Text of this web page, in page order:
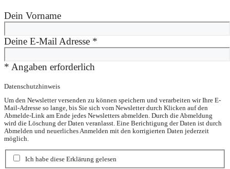
Dein Vorname
Deine E-Mail Adresse *
* Angaben erforderlich
Datenschutzhinweis
Um den Newsletter versenden zu können speichern und verarbeiten wir Ihre E-
Mail-Adresse so lange, bis Sie sich vom Newsletter durch Klicken auf den
Abmelde-Link am Ende jedes Newsletters abmelden. Durch die Abmeldung
wird die Löschung der Daten veranlasst. Eine Berichtigung der Daten ist durch
Abmelden und neuerliches Anmelden mit den korrigierten Daten jederzeit
möglich.
Ich habe diese Erklärung gelesen